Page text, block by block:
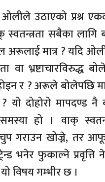
ओलीले उठाएको प्रश्न
सबैका लागि
अरूलाई मात्र ? यदि
वा भ्रष्टाचारविरुद्ध
र ? अरूले बोलेपछि
यो दोहोरो मापदण्ड
हो । वाक्
गराउन खोज्ने, तर
भनेर फुकाल्ने प्रवृत्ति
विषय गम्भीर छ ।